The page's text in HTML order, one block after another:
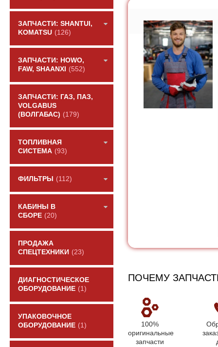
ЗАПЧАСТИ: SHANTUI,
KOMATSU (126)
ЗАПЧАСТИ: HOWO,
FAW, SHAANXI
(552)
ЗАПЧАСТИ: ГАЗ, ПАЗ,
VOLGABUS
(ВОЛГАБАС) (179)
ТОПЛИВНАЯ
СИСТЕМА (93)
ФИЛЬТРЫ (112)
КАБИНЫ В
СБОРЕ (20)
ПРОДАЖА
СПЕЦТЕХНИКИ (23)
ДИАГНОСТИЧЕСКОЕ
ОБОРУДОВАНИЕ (1)
УПАКОВОЧНОЕ
ОБОРУДОВАНИЕ (1)
ПОЧЕМУ
100%
оригинальные
запчасти